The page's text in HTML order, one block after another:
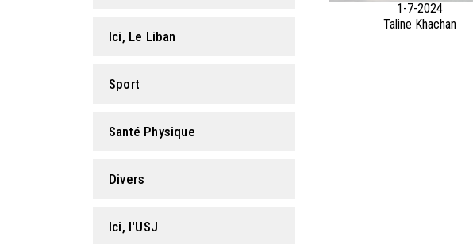
Ici, Le Liban
Sport
Santé Physique
Divers
Ici, l'USJ
1-7-2024
Taline Khachan